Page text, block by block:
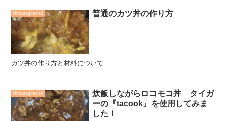
Uncategorized 普通のカツ丼の作り方
カツ丼の作り方と材料について
Uncategorized
炊飯しながらロコモコ丼 タイガ
ーの『tacook』を使用してみま
した！